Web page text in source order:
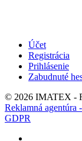
Účet
Registrácia
Prihlásenie
Zabudnuté
© 2026 IMATEX -
Reklamná agentúra
GDPR